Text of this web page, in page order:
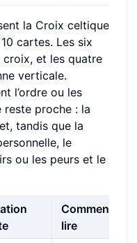
la Croix celtique
cartes. Les six
et les quatre
verticale.
l’ordre ou les
reste proche : la
tandis que la
le
ou les peurs et le
Comment la
lire